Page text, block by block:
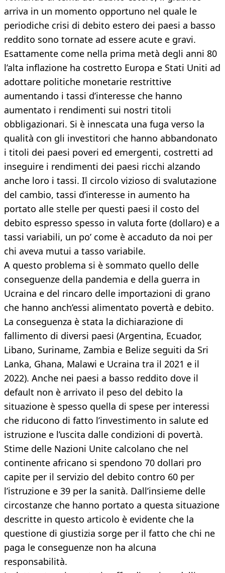
arriva in un momento opportuno nel quale le
periodiche crisi di debito estero dei paesi a basso
reddito sono tornate ad essere acute e gravi.
Esattamente come nella prima metà degli anni 80
l’alta inflazione ha costretto Europa e Stati Uniti ad
adottare politiche monetarie restrittive
aumentando i tassi d’interesse che hanno
aumentato i rendimenti sui nostri titoli
obbligazionari. Si è innescata una fuga verso la
qualità con gli investitori che hanno abbandonato
i titoli dei paesi poveri ed emergenti, costretti ad
inseguire i rendimenti dei paesi ricchi alzando
anche loro i tassi. Il circolo vizioso di svalutazione
del cambio, tassi d’interesse in aumento ha
portato alle stelle per questi paesi il costo del
debito espresso spesso in valuta forte (dollaro) e a
tassi variabili, un po’ come è accaduto da noi per
chi aveva mutui a tasso variabile.
A questo problema si è sommato quello delle
conseguenze della pandemia e della guerra in
Ucraina e del rincaro delle importazioni di grano
che hanno anch’essi alimentato povertà e debito.
La conseguenza è stata la dichiarazione di
fallimento di diversi paesi (Argentina, Ecuador,
Libano, Suriname, Zambia e Belize seguiti da Sri
Lanka, Ghana, Malawi e Ucraina tra il 2021 e il
2022). Anche nei paesi a basso reddito dove il
default non è arrivato il peso del debito la
situazione è spesso quella di spese per interessi
che riducono di fatto l’investimento in salute ed
istruzione e l’uscita dalle condizioni di povertà.
Stime delle Nazioni Unite calcolano che nel
continente africano si spendono 70 dollari pro
capite per il servizio del debito contro 60 per
l’istruzione e 39 per la sanità. Dall’insieme delle
circostanze che hanno portato a questa situazione
descritte in questo articolo è evidente che la
questione di giustizia sorge per il fatto che chi ne
paga le conseguenze non ha alcuna
responsabilità.